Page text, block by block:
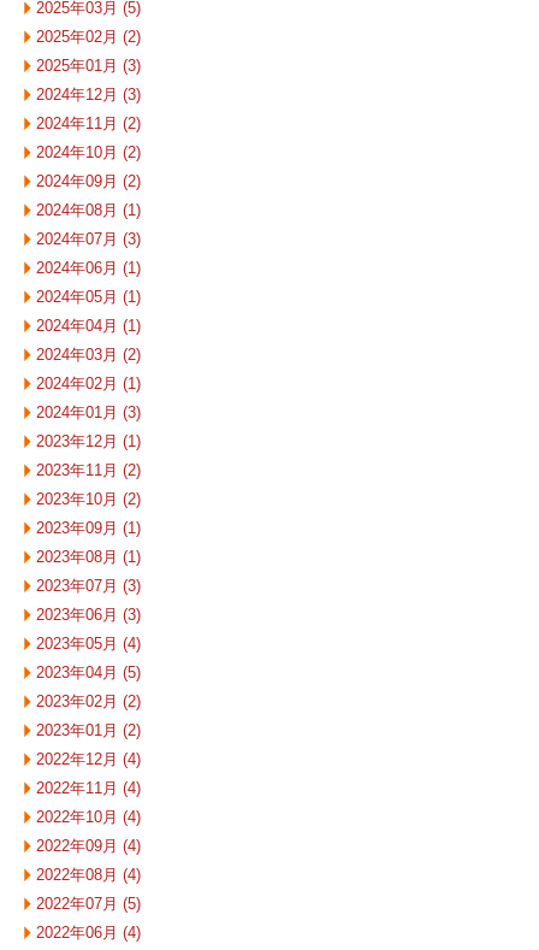
2025年03月 (5)
2025年02月 (2)
2025年01月 (3)
2024年12月 (3)
2024年11月 (2)
2024年10月 (2)
2024年09月 (2)
2024年08月 (1)
2024年07月 (3)
2024年06月 (1)
2024年05月 (1)
2024年04月 (1)
2024年03月 (2)
2024年02月 (1)
2024年01月 (3)
2023年12月 (1)
2023年11月 (2)
2023年10月 (2)
2023年09月 (1)
2023年08月 (1)
2023年07月 (3)
2023年06月 (3)
2023年05月 (4)
2023年04月 (5)
2023年02月 (2)
2023年01月 (2)
2022年12月 (4)
2022年11月 (4)
2022年10月 (4)
2022年09月 (4)
2022年08月 (4)
2022年07月 (5)
2022年06月 (4)